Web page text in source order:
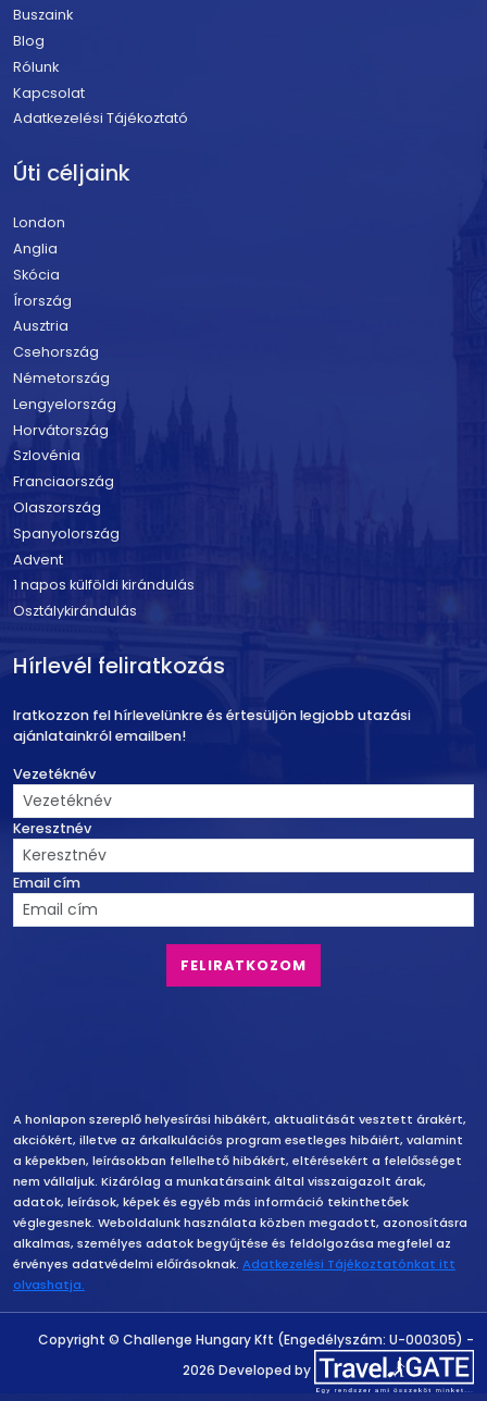
Buszaink
Blog
Rólunk
Kapcsolat
Adatkezelési Tájékoztató
Úti céljaink
London
Anglia
Skócia
Írország
Ausztria
Csehország
Németország
Lengyelország
Horvátország
Szlovénia
Franciaország
Olaszország
Spanyolország
Advent
1 napos külföldi kirándulás
Osztálykirándulás
Hírlevél feliratkozás
Iratkozzon fel hírlevelünkre és értesüljön legjobb utazási
ajánlatainkról emailben!
Vezetéknév
Keresztnév
Email cím
Felelősség vállalás
A honlapon szereplő helyesírási hibákért, aktualitását vesztett árakért,
akciókért, illetve az árkalkulációs program esetleges hibáiért, valamint
a képekben, leírásokban fellelhető hibákért, eltérésekért a felelősséget
nem vállaljuk. Kizárólag a munkatársaink által visszaigazolt árak,
adatok, leírások, képek és egyéb más információ tekinthetőek
véglegesnek. Weboldalunk használata közben megadott, azonosításra
alkalmas, személyes adatok begyűjtése és feldolgozása megfelel az
érvényes adatvédelmi előírásoknak. Adatkezelési Tájékoztatónkat itt
olvashatja.
Copyright
Copyright © Challenge Hungary Kft (Engedélyszám: U-000305) -
2026 Developed by